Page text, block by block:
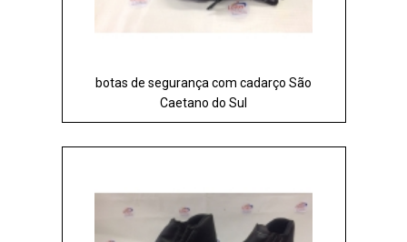
botas de segurança com cadarço São
Caetano do Sul